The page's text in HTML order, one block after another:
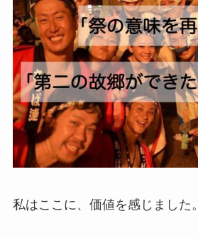
私はここに、価値を感じました。